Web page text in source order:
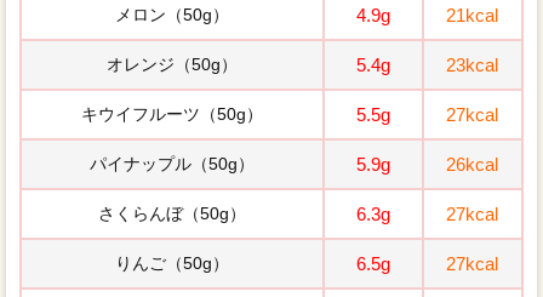
メロン（50g） 4.9g 21kcal
オレンジ（50g） 5.4g 23kcal
キウイフルーツ（50g） 5.5g 27kcal
パイナップル（50g） 5.9g 26kcal
さくらんぼ（50g） 6.3g 27kcal
りんご（50g） 6.5g 27kcal